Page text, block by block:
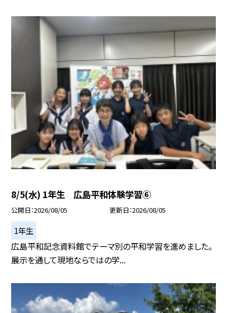
8/5(水) 1年生 広島平和体験学習⑥
公開日 2026/08/05 更新日 2026/08/05
1年生
広島平和記念資料館でテーマ別の平和学習を進めました。
展示を通して現地ならではの学...